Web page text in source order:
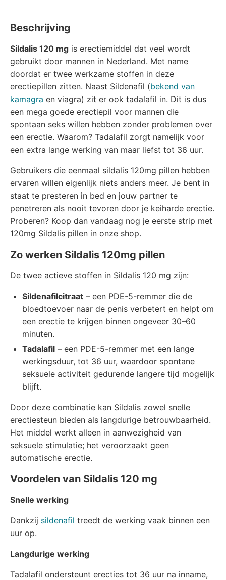
Beschrijving
Sildalis 120 mg is erectiemiddel dat veel wordt
gebruikt door mannen in Nederland. Met name
doordat er twee werkzame stoffen in deze
erectiepillen zitten. Naast Sildenafil (bekend van
kamagra en viagra) zit er ook tadalafil in. Dit is dus
een mega goede erectiepil voor mannen die
spontaan seks willen hebben zonder problemen over
een erectie. Waarom? Tadalafil zorgt namelijk voor
een extra lange werking van maar liefst tot 36 uur.
Gebruikers die eenmaal sildalis 120mg pillen hebben
ervaren willen eigenlijk niets anders meer. Je bent in
staat te presteren in bed en jouw partner te
penetreren als nooit tevoren door je keiharde erectie.
Proberen? Koop dan vandaag nog je eerste strip met
120mg Sildalis pillen in onze shop.
Zo werken Sildalis 120mg pillen
De twee actieve stoffen in Sildalis 120 mg zijn:
Sildenafilcitraat – een PDE-5-remmer die de
bloedtoevoer naar de penis verbetert en helpt om
een erectie te krijgen binnen ongeveer 30–60
minuten.
Tadalafil – een PDE-5-remmer met een lange
werkingsduur, tot 36 uur, waardoor spontane
seksuele activiteit gedurende langere tijd mogelijk
blijft.
Door deze combinatie kan Sildalis zowel snelle
erectiesteun bieden als langdurige betrouwbaarheid.
Het middel werkt alleen in aanwezigheid van
seksuele stimulatie; het veroorzaakt geen
automatische erectie.
Voordelen van Sildalis 120 mg
Snelle werking
Dankzij sildenafil treedt de werking vaak binnen een
uur op.
Langdurige werking
Tadalafil ondersteunt erecties tot 36 uur na inname,